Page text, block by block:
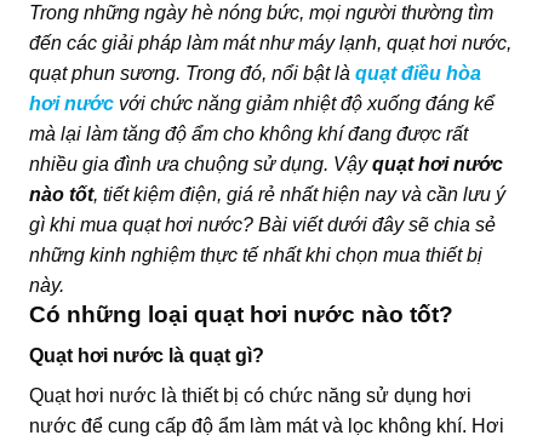
Trong những ngày hè nóng bức, mọi người thường tìm
đến các giải pháp làm mát như máy lạnh, quạt hơi nước,
quạt phun sương. Trong đó, nổi bật là quạt điều hòa
hơi nước với chức năng giảm nhiệt độ xuống đáng kể
mà lại làm tăng độ ẩm cho không khí đang được rất
nhiều gia đình ưa chuộng sử dụng. Vậyquạt hơi nước
nào tốt, tiết kiệm điện, giá rẻ nhất hiện nay và cần lưu ý
gì khi mua quạt hơi nước? Bài viết dưới đây sẽ chia sẻ
những kinh nghiệm thực tế nhất khi chọn mua thiết bị
này.
Có những loại quạt hơi nước nào tốt?
Quạt hơi nước là quạt gì?
Quạt hơi nước là thiết bị có chức năng sử dụng hơi
nước để cung cấp độ ẩm làm mát và lọc không khí. Hơi